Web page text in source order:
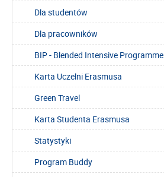
Dla studentów
Dla pracowników
BIP - Blended Intensive Programme
Karta Uczelni Erasmusa
Green Travel
Karta Studenta Erasmusa
Statystyki
Program Buddy